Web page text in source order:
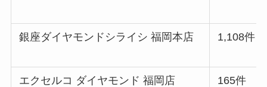
銀座ダイヤモンドシライシ 福岡本店 1,108件
エクセルコ ダイヤモンド 福岡店 165件